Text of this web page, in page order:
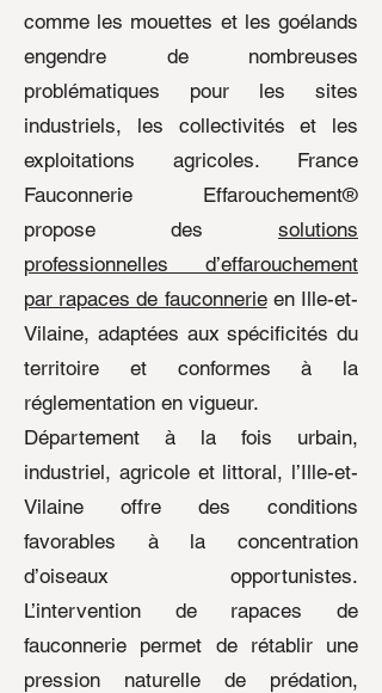
comme les mouettes et les goélands
engendre de nombreuses
problématiques pour les sites
industriels, les collectivités et les
exploitations agricoles. France
Fauconnerie Effarouchement®
propose des solutions
professionnelles d’effarouchement
par rapaces de fauconnerieen Ille-et-
Vilaine, adaptées aux spécificités du
territoire et conformes à la
réglementation en vigueur.
Département à la fois urbain,
industriel, agricole et littoral, l’Ille-et-
Vilaine offre des conditions
favorables à la concentration
d’oiseaux opportunistes.
L’intervention de rapaces de
fauconnerie permet de rétablir une
pression naturelle de prédation,